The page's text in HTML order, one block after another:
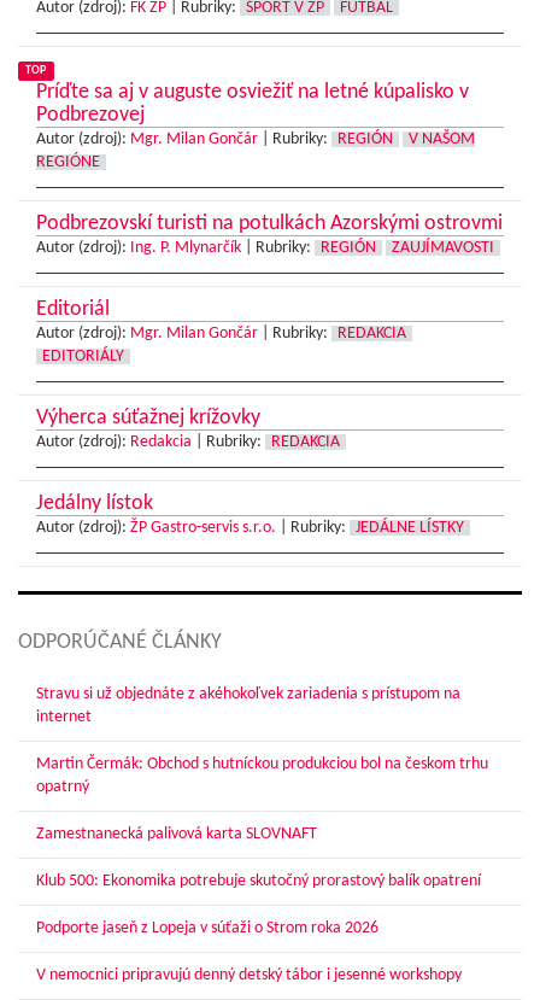
Autor (zdroj): FK ŽP Rubriky: ŠPORT V ŽP FUTBAL
TOP
Príďte sa aj v auguste osviežiť na letné kúpalisko v
Podbrezovej
Autor (zdroj): Mgr. Milan Gončár Rubriky: REGIÓN
V NAŠOM
REGIÓNE
Podbrezovskí turisti na potulkách Azorskými ostrovmi
Autor (zdroj): Ing. P. Mlynarčík Rubriky: REGIÓN ZAUJÍMAVOSTI
Editoriál
Autor (zdroj): Mgr. Milan Gončár Rubriky:
REDAKCIA
EDITORIÁLY
Výherca súťažnej krížovky
Autor (zdroj): Redakcia Rubriky: REDAKCIA
Jedálny lístok
Autor (zdroj): ŽP Gastro-servis s.r.o. Rubriky: JEDÁLNE LÍSTKY
ODPORÚČANÉ ČLÁNKY
Stravu si už objednáte z akéhokoľvek zariadenia s prístupom na
internet
Martin Čermák: Obchod s hutníckou produkciou bol na českom trhu
opatrný
Zamestnanecká palivová karta SLOVNAFT
Klub 500: Ekonomika potrebuje skutočný prorastový balík opatrení
Podporte jaseň z Lopeja v súťaži o Strom roka 2026
V nemocnici pripravujú denný detský tábor i jesenné workshopy